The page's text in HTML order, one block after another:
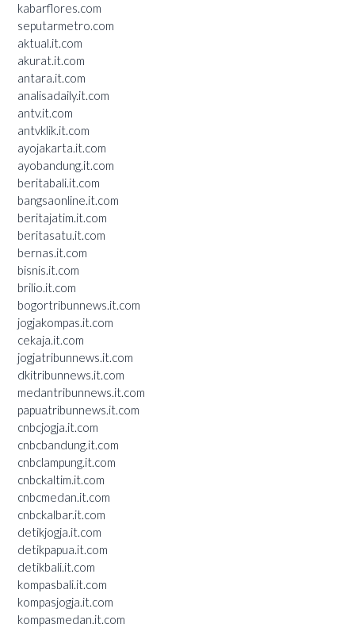
kabarflores.com
seputarmetro.com
aktual.it.com
akurat.it.com
antara.it.com
analisadaily.it.com
antv.it.com
antvklik.it.com
ayojakarta.it.com
ayobandung.it.com
beritabali.it.com
bangsaonline.it.com
beritajatim.it.com
beritasatu.it.com
bernas.it.com
bisnis.it.com
brilio.it.com
bogortribunnews.it.com
jogjakompas.it.com
cekaja.it.com
jogjatribunnews.it.com
dkitribunnews.it.com
medantribunnews.it.com
papuatribunnews.it.com
cnbcjogja.it.com
cnbcbandung.it.com
cnbclampung.it.com
cnbckaltim.it.com
cnbcmedan.it.com
cnbckalbar.it.com
detikjogja.it.com
detikpapua.it.com
detikbali.it.com
kompasbali.it.com
kompasjogja.it.com
kompasmedan.it.com